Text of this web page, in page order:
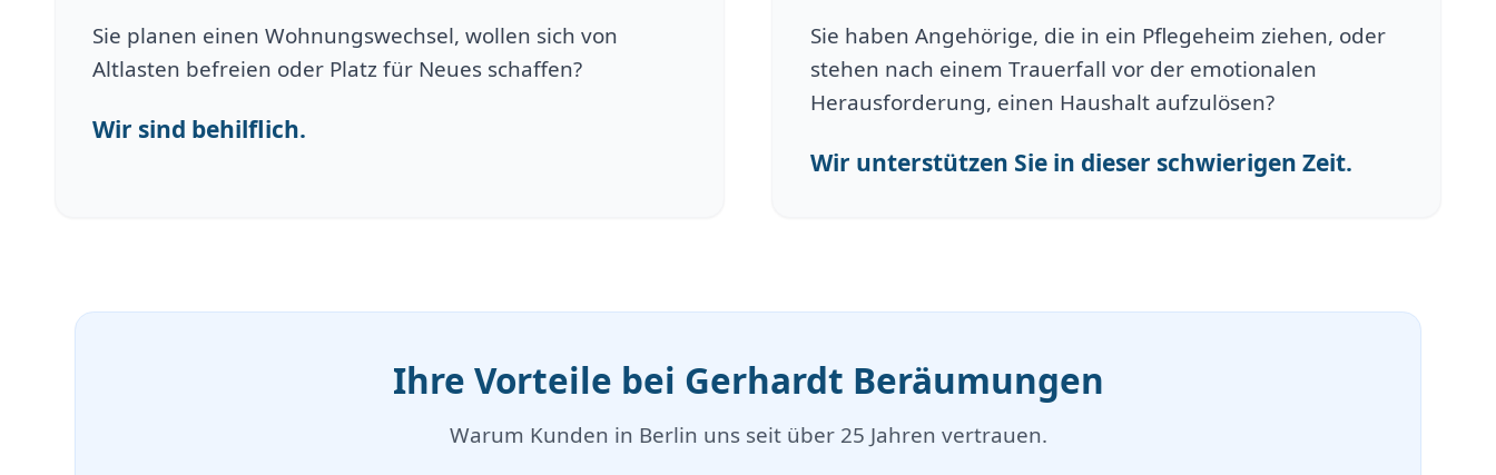
Sie planen einen Wohnungswechsel, wollen sich von
Altlasten befreien oder Platz für Neues schaffen?
Wir sind behilflich.
Sie haben Angehörige, die in ein Pflegeheim ziehen, oder
stehen nach einem Trauerfall vor der emotionalen
Herausforderung, einen Haushalt aufzulösen?
Wir unterstützen Sie in dieser schwierigen Zeit.
Ihre Vorteile bei Gerhardt Beräumungen
Warum Kunden in Berlin uns seit über 25 Jahren vertrauen.